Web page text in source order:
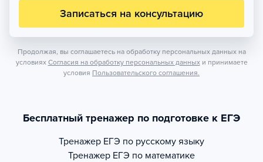
Записаться на консультацию
Продолжая, вы соглашаетесь на обработку персональных данных на
условиях Согласия на обработку персональных данных и принимаете
условия Пользовательского соглашения.
Бесплатный тренажер по подготовке к ЕГЭ
Тренажер ЕГЭ по русскому языку
Тренажер ЕГЭ по математике